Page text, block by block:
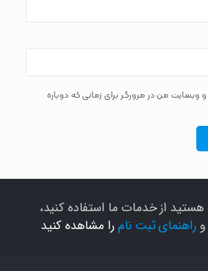
وبسایت من در مرورگر برای زمانی که دوباره
هستید از خدمات ما استفاده کنید،
راهنمای ثبت نام را مشاهده کنید